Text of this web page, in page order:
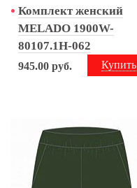
Комплект женский
MELADO 1900W-
80107.1H-062
Купить
945.00 руб.